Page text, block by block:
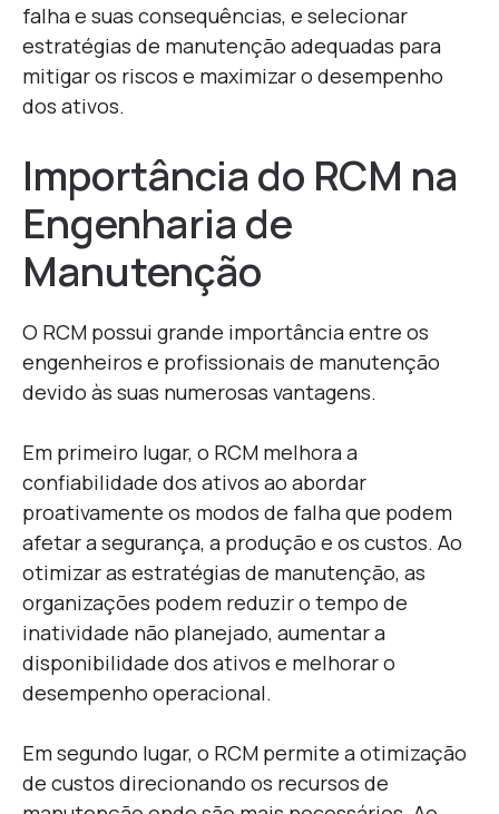
falha e suas consequências, e selecionar
estratégias de manutenção adequadas para
mitigar os riscos e maximizar o desempenho
dos ativos.
Importância do RCM na
Engenharia de
Manutenção
O RCM possui grande importância entre os
engenheiros e profissionais de manutenção
devido às suas numerosas vantagens.
Em primeiro lugar, o RCM melhora a
confiabilidade dos ativos ao abordar
proativamente os modos de falha que podem
afetar a segurança, a produção e os custos. Ao
otimizar as estratégias de manutenção, as
organizações podem reduzir o tempo de
inatividade não planejado, aumentar a
disponibilidade dos ativos e melhorar o
desempenho operacional.
Em segundo lugar, o RCM permite a otimização
de custos direcionando os recursos de